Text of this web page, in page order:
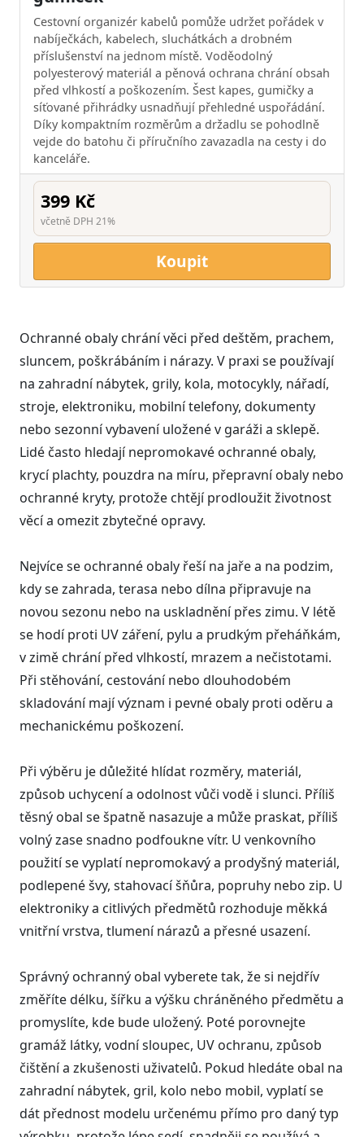
Cestovní organizér kabelů pomůže udržet pořádek v
nabíječkách, kabelech, sluchátkách a drobném
příslušenství na jednom místě. Voděodolný
polyesterový materiál a pěnová ochrana chrání obsah
před vlhkostí a poškozením. Šest kapes, gumičky a
síťované přihrádky usnadňují přehledné uspořádání.
Díky kompaktním rozměrům a držadlu se pohodlně
vejde do batohu či příručního zavazadla na cesty i do
kanceláře.
399 Kč
včetně DPH 21%
Koupit
Ochranné obaly chrání věci před deštěm, prachem,
sluncem, poškrábáním i nárazy. V praxi se používají
na zahradní nábytek, grily, kola, motocykly, nářadí,
stroje, elektroniku, mobilní telefony, dokumenty
nebo sezonní vybavení uložené v garáži a sklepě.
Lidé často hledají nepromokavé ochranné obaly,
krycí plachty, pouzdra na míru, přepravní obaly nebo
ochranné kryty, protože chtějí prodloužit životnost
věcí a omezit zbytečné opravy.
Nejvíce se ochranné obaly řeší na jaře a na podzim,
kdy se zahrada, terasa nebo dílna připravuje na
novou sezonu nebo na uskladnění přes zimu. V létě
se hodí proti UV záření, pylu a prudkým přeháňkám,
v zimě chrání před vlhkostí, mrazem a nečistotami.
Při stěhování, cestování nebo dlouhodobém
skladování mají význam i pevné obaly proti oděru a
mechanickému poškození.
Při výběru je důležité hlídat rozměry, materiál,
způsob uchycení a odolnost vůči vodě i slunci. Příliš
těsný obal se špatně nasazuje a může praskat, příliš
volný zase snadno podfoukne vítr. U venkovního
použití se vyplatí nepromokavý a prodyšný materiál,
podlepené švy, stahovací šňůra, popruhy nebo zip. U
elektroniky a citlivých předmětů rozhoduje měkká
vnitřní vrstva, tlumení nárazů a přesné usazení.
Správný ochranný obal vyberete tak, že si nejdřív
změříte délku, šířku a výšku chráněného předmětu a
promyslíte, kde bude uložený. Poté porovnejte
gramáž látky, vodní sloupec, UV ochranu, způsob
čištění a zkušenosti uživatelů. Pokud hledáte obal na
zahradní nábytek, gril, kolo nebo mobil, vyplatí se
dát přednost modelu určenému přímo pro daný typ